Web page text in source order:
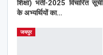
शिक्षा) भर्ती-2025 विचारित सूची
के अभ्यर्थियों का…
जयपुर